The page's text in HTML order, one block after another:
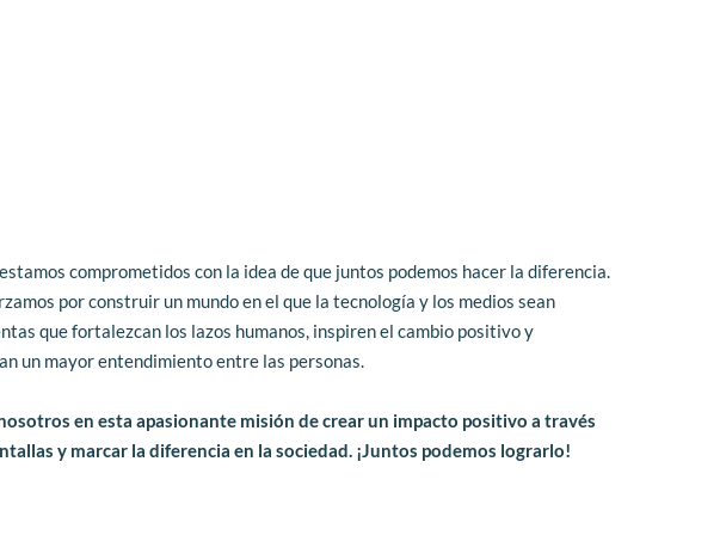
comprometidos con la idea de que juntos podemos hacer la diferencia.
por construir un mundo en el que la tecnología y los medios sean
que fortalezcan los lazos humanos, inspiren el cambio positivo y
un mayor entendimiento entre las personas.
en esta apasionante misión de crear un impacto positivo a través
y marcar la diferencia en la sociedad. ¡Juntos podemos lograrlo!